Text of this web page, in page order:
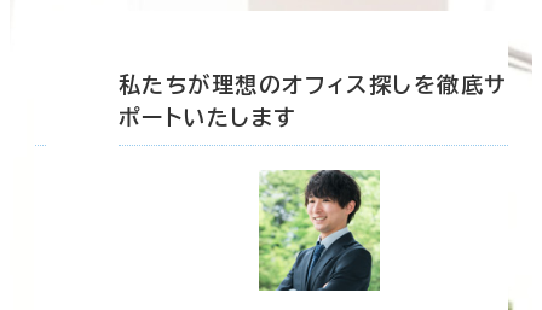
私たちが理想のオフィス探しを徹底サ
ポートいたします